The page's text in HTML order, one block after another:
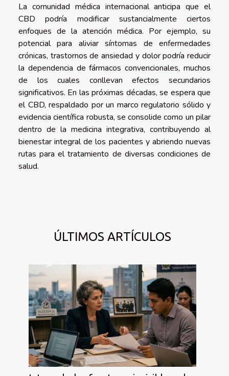
La comunidad médica internacional anticipa que el
CBD podría modificar sustancialmente ciertos
enfoques de la atención médica. Por ejemplo, su
potencial para aliviar síntomas de enfermedades
crónicas, trastornos de ansiedad y dolor podría reducir
la dependencia de fármacos convencionales, muchos
de los cuales conllevan efectos secundarios
significativos. En las próximas décadas, se espera que
el CBD, respaldado por un marco regulatorio sólido y
evidencia científica robusta, se consolide como un pilar
dentro de la medicina integrativa, contribuyendo al
bienestar integral de los pacientes y abriendo nuevas
rutas para el tratamiento de diversas condiciones de
salud.
ÚLTIMOS ARTÍCULOS